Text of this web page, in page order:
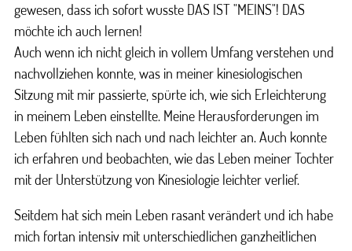
gewesen, dass ich sofort wusste DAS IST "MEINS"! DAS
möchte ich auch lernen!
Auch wenn ich nicht gleich in vollem Umfang verstehen und
nachvollziehen konnte, was in meiner kinesiologischen
Sitzung mit mir passierte, spürte ich, wie sich Erleichterung
in meinem Leben einstellte. Meine Herausforderungen im
Leben fühlten sich nach und nach leichter an. Auch konnte
ich erfahren und beobachten, wie das Leben meiner Tochter
mit der Unterstützung von Kinesiologie leichter verlief.
Seitdem hat sich mein Leben rasant verändert und ich habe
mich fortan intensiv mit unterschiedlichen ganzheitlichen